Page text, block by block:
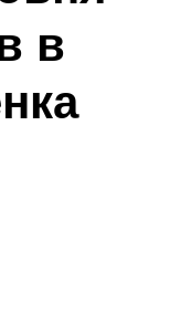
в